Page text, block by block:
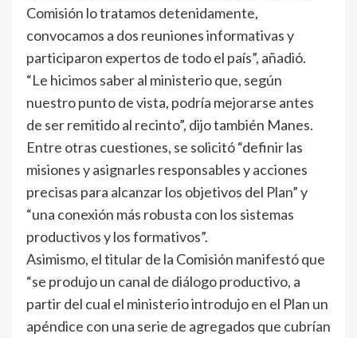
Comisión lo tratamos detenidamente,
convocamos a dos reuniones informativas y
participaron expertos de todo el país”, añadió.
“Le hicimos saber al ministerio que, según
nuestro punto de vista, podría mejorarse antes
de ser remitido al recinto”, dijo también Manes.
Entre otras cuestiones, se solicitó “definir las
misiones y asignarles responsables y acciones
precisas para alcanzar los objetivos del Plan” y
“una conexión más robusta con los sistemas
productivos y los formativos”.
Asimismo, el titular de la Comisión manifestó que
“se produjo un canal de diálogo productivo, a
partir del cual el ministerio introdujo en el Plan un
apéndice con una serie de agregados que cubrían